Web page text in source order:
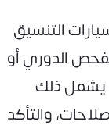
التنسيق
الدوري أو
يشمل ذلك
والتأكد